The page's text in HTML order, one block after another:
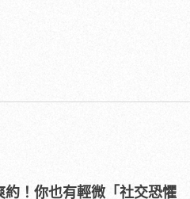
！你也有輕微「社交恐懼